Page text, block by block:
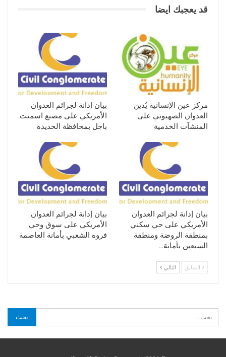
قد يعجبك ايضا
مركز عين الإنسانية يُدين
العدوان الصهيوني على
المنشآت الخدمية
بيان إدانة لجرائم العدوان
الأمريكي على مصنع اسمنت
باجل بمحافظة الحديدة
بيان إدانة لجرائم العدوان
الأمريكي على حي سكني
بمنطقة الروضة ومنطقة
السبعين بأمانة…
بيان إدانة لجرائم العدوان
الأمريكي على سوق وحي
فروه الشعبي بأمانة العاصمة
السابق التالي